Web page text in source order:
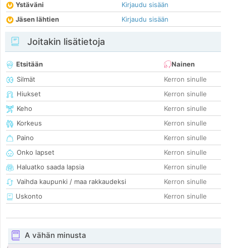
Ystäväni
Kirjaudu sisään
Jäsen lähtien
Kirjaudu sisään
Joitakin lisätietoja
Etsitään
Nainen
Silmät
Kerron sinulle
Hiukset
Kerron sinulle
Keho
Kerron sinulle
Korkeus
Kerron sinulle
Paino
Kerron sinulle
Onko lapset
Kerron sinulle
Haluatko saada lapsia
Kerron sinulle
Vaihda kaupunki / maa rakkaudeksi
Kerron sinulle
Uskonto
Kerron sinulle
A vähän minusta